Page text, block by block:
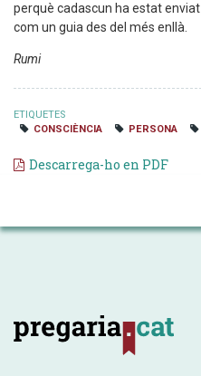
perquè cadascun ha estat enviat
com un guia des del més enllà.
Rumi
ETIQUETES
CONSCIÈNCIA
PERSONA
Descarrega-ho en PDF